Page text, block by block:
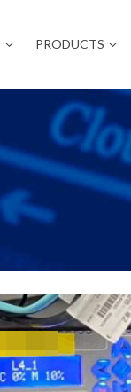
PRODUCTS